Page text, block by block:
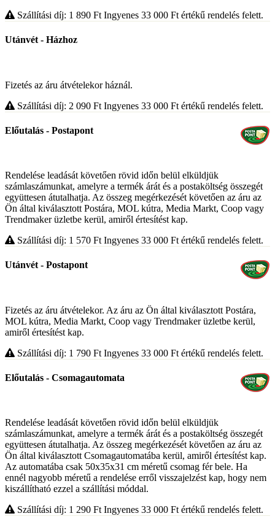
Szállítási díj: 1 890 Ft Ingyenes 33 000 Ft értékű rendelés felett.
Utánvét - Házhoz
Fizetés az áru átvételekor háznál.
Szállítási díj: 2 090 Ft Ingyenes 33 000 Ft értékű rendelés felett.
Előutalás - Postapont
Rendelése leadását követően rövid időn belül elküldjük
számlaszámunkat, amelyre a termék árát és a postaköltség összegét
együttesen átutalhatja. Az összeg megérkezését követően az áru az
Ön által kiválasztott Postára, MOL kútra, Media Markt, Coop vagy
Trendmaker üzletbe kerül, amiről értesítést kap.
Szállítási díj: 1 570 Ft Ingyenes 33 000 Ft értékű rendelés felett.
Utánvét - Postapont
Fizetés az áru átvételekor. Az áru az Ön által kiválasztott Postára,
MOL kútra, Media Markt, Coop vagy Trendmaker üzletbe kerül,
amiről értesítést kap.
Szállítási díj: 1 790 Ft Ingyenes 33 000 Ft értékű rendelés felett.
Előutalás - Csomagautomata
Rendelése leadását követően rövid időn belül elküldjük
számlaszámunkat, amelyre a termék árát és a postaköltség összegét
együttesen átutalhatja. Az összeg megérkezését követően az áru az
Ön által kiválasztott Csomagautomatába kerül, amiről értesítést kap.
Az automatába csak 50x35x31 cm méretű csomag fér bele. Ha
ennél nagyobb méretű a rendelése erről visszajelzést kap, hogy nem
kiszállítható ezzel a szállítási móddal.
Szállítási díj: 1 290 Ft Ingyenes 33 000 Ft értékű rendelés felett.